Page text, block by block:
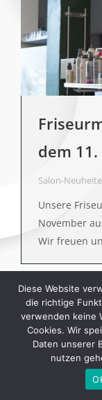
dem
Salon-
Unsere
November
Wir freuen
©2020 by
09123/
Diese Website
die richtige
verwenden keine
Cookies. Wir
Daten unserer
nutzen